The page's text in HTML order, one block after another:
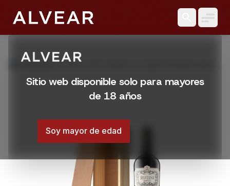
Sitio web disponible solo para mayores
de 18 años
Soy mayor de edad
Productos
Vino rutini malbec en Caja de madera para